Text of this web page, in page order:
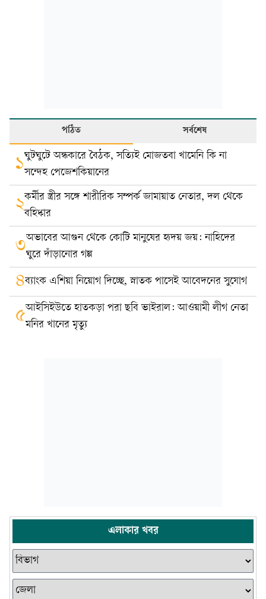
পঠিত সর্বশেষ
১ঘুটঘুটে অন্ধকারে বৈঠক, সত্যিই মোজতবা খামেনি কি না
সন্দেহ পেজেশকিয়ানের
২কর্মীর স্ত্রীর সঙ্গে শারীরিক সম্পর্ক জামায়াত নেতার, দল থেকে
বহিষ্কার
৩অভাবের আগুন থেকে কোটি মানুষের হৃদয় জয়: নাহিদের
ঘুরে দাঁড়ানোর গল্প
৪ব্যাংক এশিয়া নিয়োগ দিচ্ছে, স্নাতক পাসেই আবেদনের সুযোগ
৫আইসিইউতে হাতকড়া পরা ছবি ভাইরাল: আওয়ামী লীগ নেতা
মনির খানের মৃত্যু
এলাকার খবর